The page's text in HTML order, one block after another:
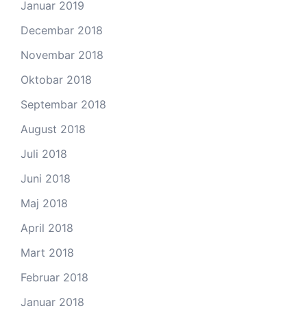
Januar 2019
Decembar 2018
Novembar 2018
Oktobar 2018
Septembar 2018
August 2018
Juli 2018
Juni 2018
Maj 2018
April 2018
Mart 2018
Februar 2018
Januar 2018